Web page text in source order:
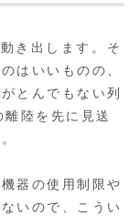
き出します。そ
はいいものの、
とんでもない列
陸を先に見送
器の使用制限や
いので、こうい